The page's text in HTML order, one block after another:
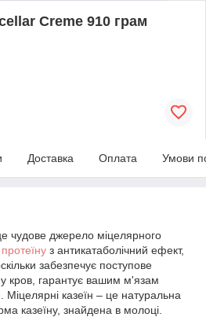
Creme 910 грам
Доставка Оплата Умови
чудове джерело міцелярного
протеїну з антикатаболічний ефект,
забезпечує поступове
у кров, гарантує вашим м'язам
Міцелярні казеїн – це натуральна
казеїну, знайдена в молоці.